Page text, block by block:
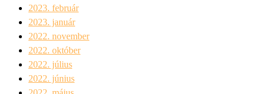
2023. február
2023. január
2022. november
2022. október
2022. július
2022. június